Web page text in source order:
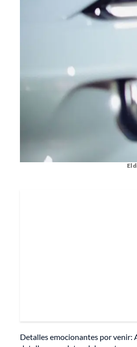
El
Detalles emocionantes por venir: